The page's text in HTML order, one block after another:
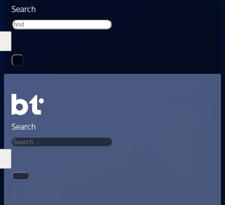
Search
Search